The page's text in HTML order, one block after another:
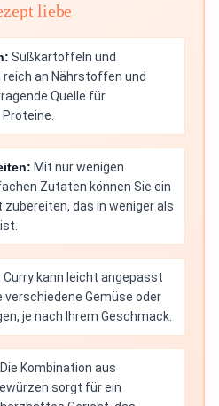
liebe
Süßkartoffeln und
reich an Nährstoffen und
Quelle für
Mit nur wenigen
Zutaten können Sie ein
zubereiten, das in weniger als
Curry kann leicht angepasst
verschiedene Gemüse oder
je nach Ihrem Geschmack.
Die Kombination aus
sorgt für ein